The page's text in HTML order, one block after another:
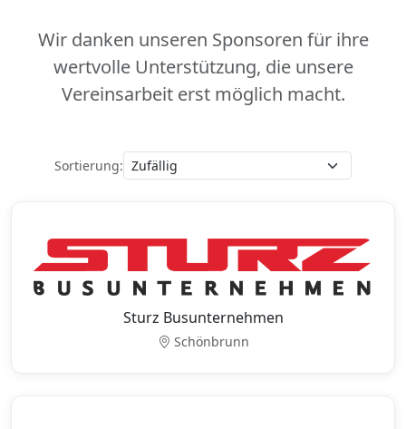
Wir danken unseren Sponsoren für ihre
wertvolle Unterstützung, die unsere
Vereinsarbeit erst möglich macht.
Sortierung:
Sturz Busunternehmen
Schönbrunn